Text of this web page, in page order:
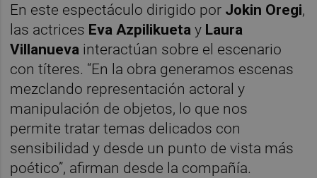
En este espectáculo dirigido por Jokin Oregi,
las actrices Eva Azpilikueta y Laura
Villanueva interactúan sobre el escenario
con títeres. “En la obra generamos escenas
mezclando representación actoral y
manipulación de objetos, lo que nos
permite tratar temas delicados con
sensibilidad y desde un punto de vista más
poético”, afirman desde la compañía.